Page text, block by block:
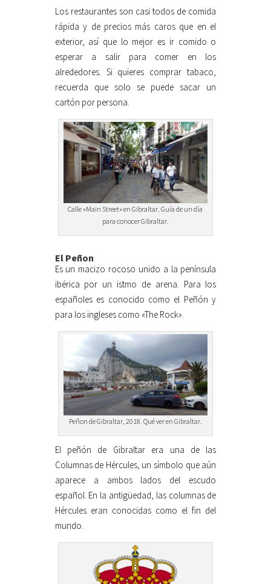
Los restaurantes son casi todos de comida
rápida y de precios más caros que en el
exterior, así que lo mejor es ir comido o
esperar a salir para comer en los
alrededores. Si quieres comprar tabaco,
recuerda que solo se puede sacar un
cartón por persona.
Calle «Main Street» en Gibraltar. Guía de un día
para conocer Gibraltar.
El Peñon
Es un macizo rocoso unido a la península
ibérica por un istmo de arena. Para los
españoles es conocido como el Peñón y
para los ingleses como «The Rock».
Peñon de Gibraltar, 2018. Qué ver en Gibraltar.
El peñón de Gibraltar era una de las
Columnas de Hércules, un símbolo que aún
aparece a ambos lados del escudo
español. En la antigüedad, las columnas de
Hércules eran conocidas como el fin del
mundo.